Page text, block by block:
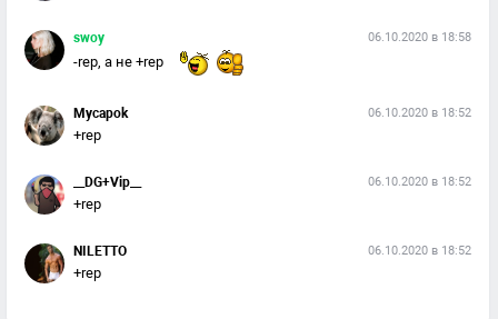
swoy 06.10.2020 в 18:58
-rep, а не +rep
Mycapok 06.10.2020 в 18:52
+rep
__DG+Vip__ 06.10.2020 в 18:52
+rep
NILETTO 06.10.2020 в 18:52
+rep